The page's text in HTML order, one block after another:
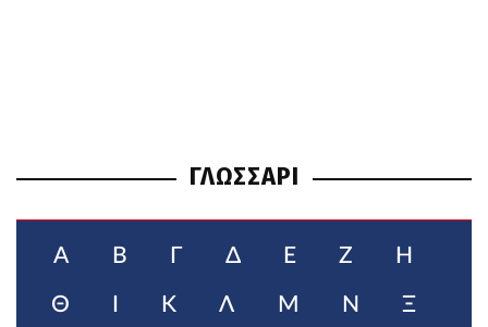
ΓΛΩΣΣΑΡΙ
Α Β Γ Δ Ε Ζ Η
Θ Κ Λ Μ Ν Ξ